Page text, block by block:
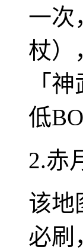
一次
杖）
「
低
2.赤
该地
必刷